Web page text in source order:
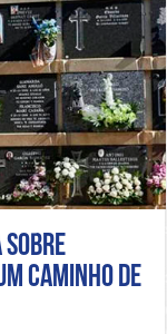
sobre
caminho de